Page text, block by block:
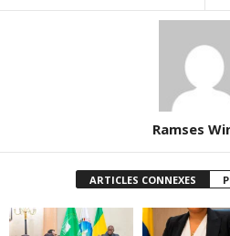
Ramses
ARTICLES CONNEXES